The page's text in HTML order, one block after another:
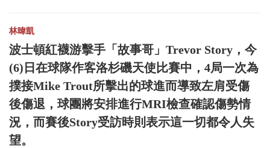
林暐凱
波士頓紅襪游擊手「故事哥」Trevor Story，今
(6)日在球隊作客洛杉磯天使比賽中，4局一次為
撲接Mike Trout所擊出的球進而導致左肩受傷
後傷退，球團將安排進行MRI檢查確認傷勢情
況，而賽後Story受訪時則表示這一切都令人失
望。